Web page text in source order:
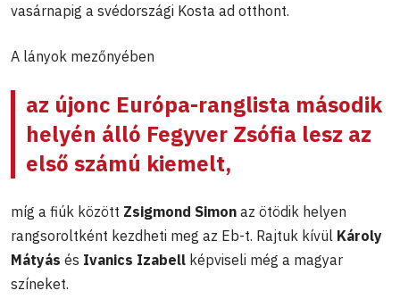
vasárnapig a svédországi Kosta ad otthont.
A lányok mezőnyében
az újonc Európa-ranglista második
helyén álló Fegyver Zsófia lesz az
első számú kiemelt,
míg a fiúk között Zsigmond Simon az ötödik helyen
rangsoroltként kezdheti meg az Eb-t. Rajtuk kívül Károly
Mátyás és Ivanics Izabell képviseli még a magyar
színeket.